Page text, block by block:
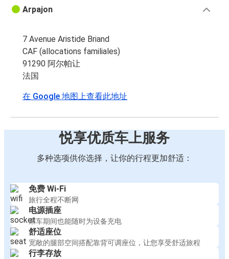
Arpajon
7 Avenue Aristide Briand
CAF (allocations familiales)
91290 阿尔帕让
法国
在 Google 地图上查看此地址
悦享优质车上服务
多种选项供你选择，让你的行程更加舒适：
免费 Wi-Fi
旅行全程不断网
电源插座
乘车期间也能随时为设备充电
舒适座位
宽敞的腿部空间搭配靠背可调座位，让您享受舒适旅程
行李存放